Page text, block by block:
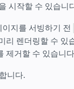
시작할 수 있습니
지를 서빙하기 전
리 렌더링할 수 있
제거할 수 있습니
니다.